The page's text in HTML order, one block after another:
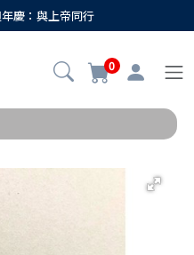
慶：與上帝同行
0